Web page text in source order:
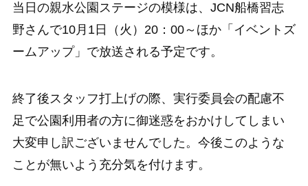
当日の親水公園ステージの模様は、JCN船橋習志
野さんで10月1日（火）20：00～ほか「イベントズ
ームアップ」で放送される予定です。
終了後スタッフ打上げの際、実行委員会の配慮不
足で公園利用者の方に御迷惑をおかけしてしまい
大変申し訳ございませんでした。今後このような
ことが無いよう充分気を付けます。